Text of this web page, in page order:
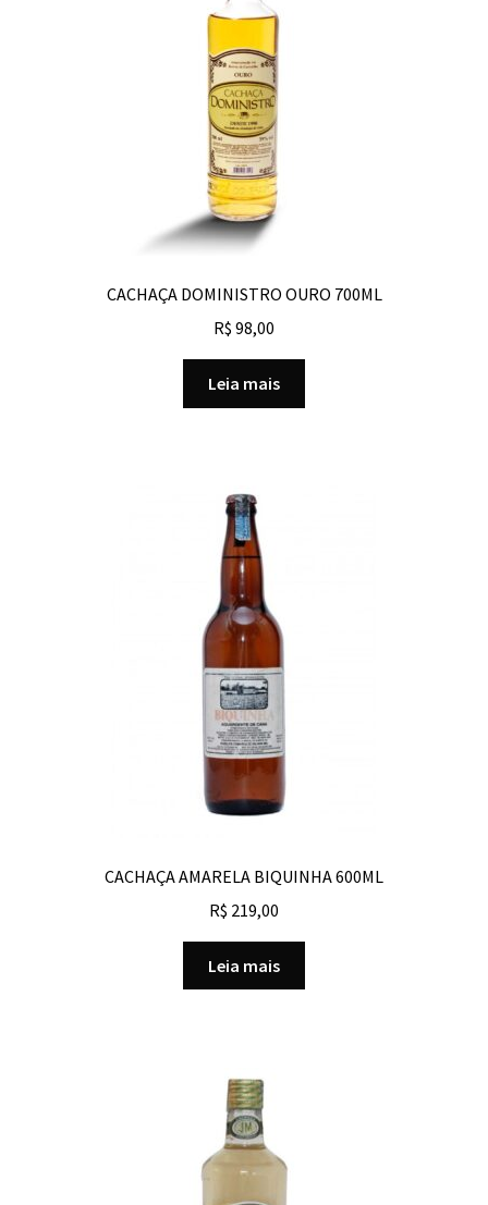
CACHAÇA DOMINISTRO OURO 700ML
R$ 98,00
Leia mais
CACHAÇA AMARELA BIQUINHA 600ML
R$ 219,00
Leia mais